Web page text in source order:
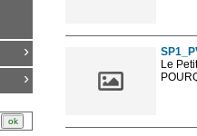
›
›
Le